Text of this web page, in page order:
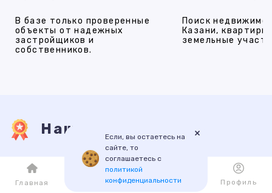
В базе только проверенные
объекты от надежных
застройщиков и
собственников.
Поиск
Казани,
земельные
Наши услуги
ПРОДАЖА АРЕНДА НОВОСТРОЙКИ ИПОТЕКА
Если, вы остаетесь на
сайте, то
соглашаетесь с
политикой
конфиденциальности
×
Главная Каталог Избранное Профиль